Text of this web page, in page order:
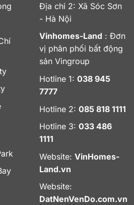
Địa chỉ 2: Xã Sóc Sơn
- Hà Nội
Vinhomes-Land : Đơn
vị phân phối bất động
sản Vingroup
Hotline 1: 038 945
7777
Hotline 2: 085 818 1111
Hotline 3: 033 486
1111
Website: VinHomes-
Land.vn
Website:
DatNenVenDo.com.vn